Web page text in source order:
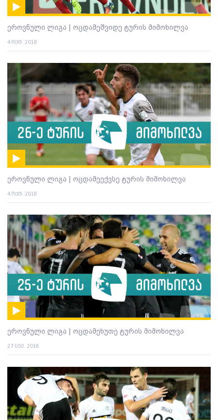
ეროვნული ლიგა | ოცდამეშვიდე ტურის მიმოხილვა
4 ოქტ. 2018
ეროვნული ლიგა | ოცდამეექვსე ტურის მიმოხილვა
4 ოქტ. 2018
ეროვნული ლიგა | ოცდამეხუთე ტურის მიმოხილვა
27 სექ. 2018